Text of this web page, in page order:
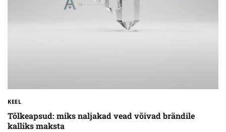
KEEL
Tõlkeapsud: miks naljakad vead võivad brändile
kalliks maksta